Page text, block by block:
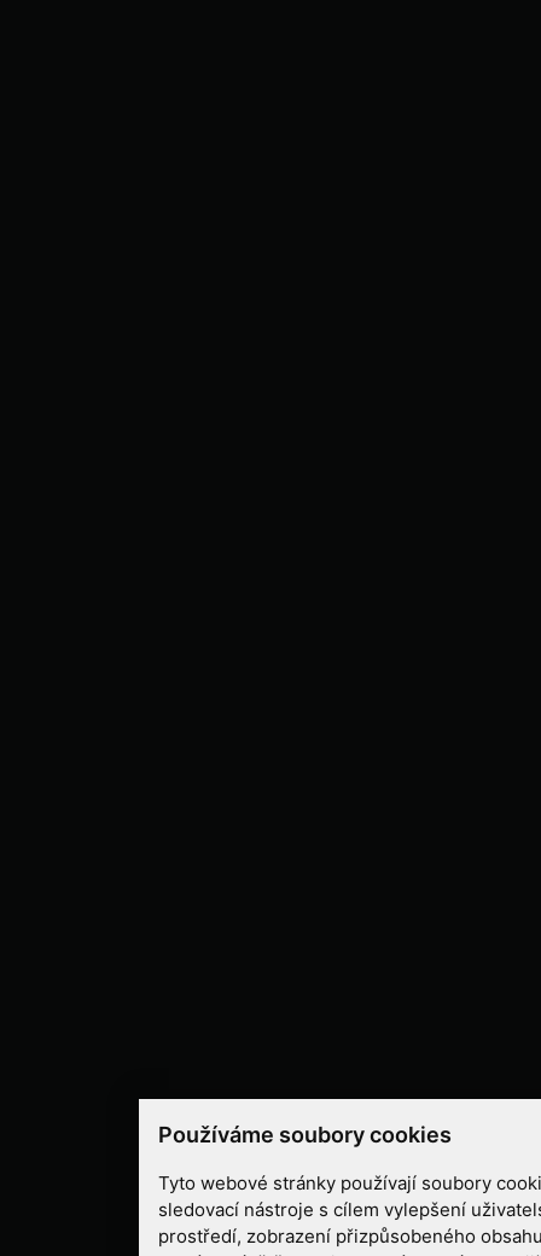
Používáme soubory cookies
Tyto webové stránky používají soubory
sledovací nástroje s cílem vylepšení
prostředí, zobrazení přizpůsobeného